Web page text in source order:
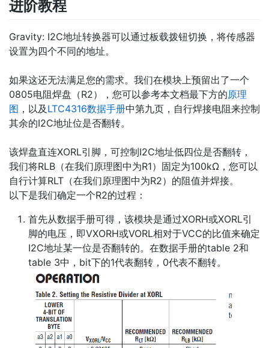
进阶教程
Gravity: I2C地址转换器可以通过板载拨钮切换，将传感器
设置为四个不同的地址。
如果这还无法满足您的需求。我们在模块上预留出了一个
0805电阻焊盘（R2），您可以参考本文档最下方的原理
图 ，以及 LTC4316数据手册中第九页，自行焊接电阻来控制
其余的I2C地址位是否翻转。
该焊盘直连XORL引脚，可控制I2C地址低四位是否翻转，
我们将RLB（在我们原理图中为R1）固定为100kΩ，您可以
自行计算RLT（在我们原理图中为R2）的阻值并焊接。
以下是我们确定一个R2的过程：
首先从数据手册可得，该模块是通过XORH或XORL引
脚的电压，即VXORH或VORL相对于VCC的比值来确定
I2C地址某一位是否翻转的。在数据手册的table 2和
table 3中，bit下的1代表翻转，0代表不翻转。